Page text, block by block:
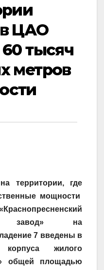
ЦАО
тысяч
метров
территории, где
мощности
завод» на
7 введены в
жилого
общей площадью